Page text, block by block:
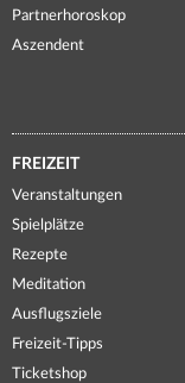
Partnerhoroskop
Aszendent
FREIZEIT
Veranstaltungen
Spielplätze
Rezepte
Meditation
Ausflugsziele
Freizeit-Tipps
Ticketshop